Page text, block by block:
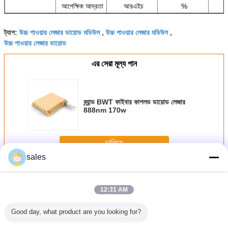
আপেক্ষিক আদ্রতা আরএইচ %
ট্যাগ: উচ্চ পাওয়ার লেজার ডায়োড মডিউল, উচ্চ পাওয়ার লেজার মডিউল,
উচ্চ পাওয়ার লেজার ডায়োড
এর সেরা মূল্য পান
ব্র্যান্ড BWT ফাইবার কাপলড ডায়োড লেজার
888nm 170w
চালিয়ে
অধিকফাইবার কাপলড ডায়োড লেজার
sales
12:31 AM
Good day, what product are you looking for?